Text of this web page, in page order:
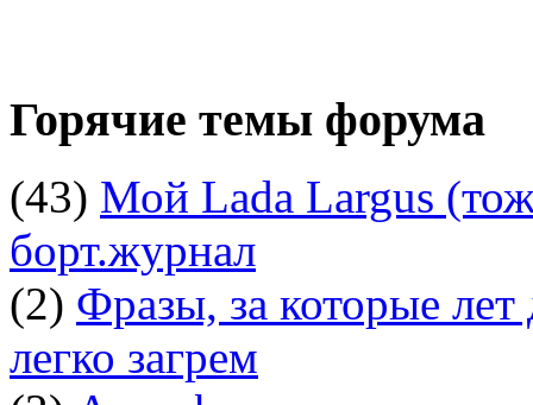
Горячие темы форума
(43) Мой Lada Largus
борт.журнал
(2) Фразы, за которые
легко загрем